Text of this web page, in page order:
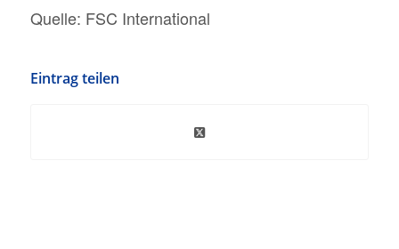
Quelle: FSC International
Eintrag teilen